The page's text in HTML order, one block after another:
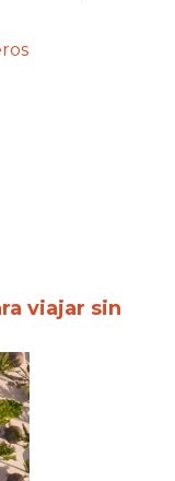
viajar sin